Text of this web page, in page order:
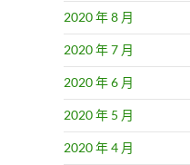
2020 年 8 月
2020 年 7 月
2020 年 6 月
2020 年 5 月
2020 年 4 月